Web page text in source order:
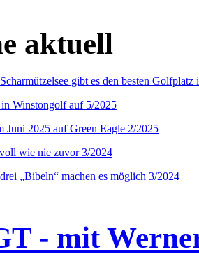
aktuell
gibt es den besten
Winstongolf auf 5/2025
Juni 2025 auf Green Eagle 2/2025
wie nie zuvor 3/2024
„Bibeln“ machen es möglich 3/2024
- mit